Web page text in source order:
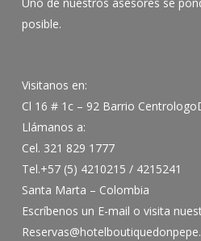
Uno de nuestros asesores se
posible.
Visitanos en:
Cl 16 # 1c – 92 Barrio
Llámanos a:
Cel. 321 829 1777
Tel.+57 (5) 4210215 / 4215241
Santa Marta – Colombia
Escríbenos un E-mail o visita